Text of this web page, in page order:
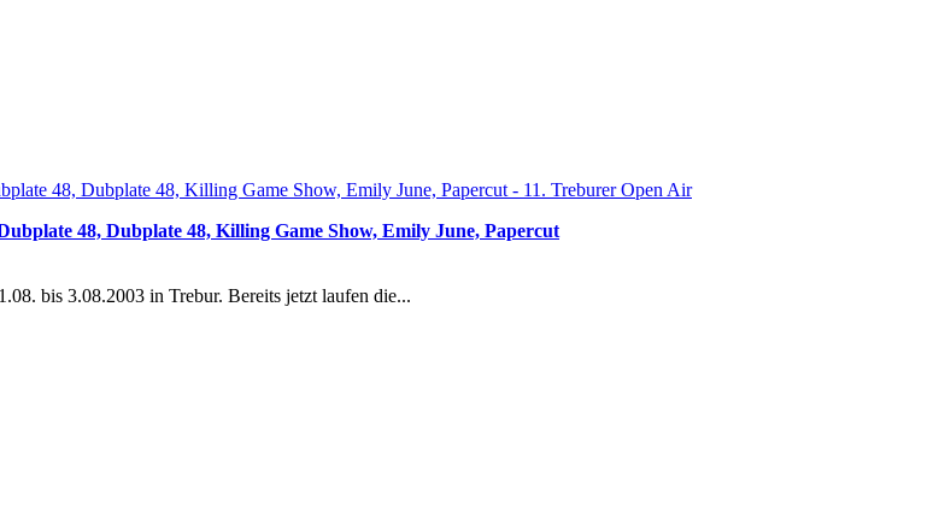
48, Dubplate 48, Killing Game Show, Emily June, Papercut
bis 3.08.2003 in Trebur. Bereits jetzt laufen die...